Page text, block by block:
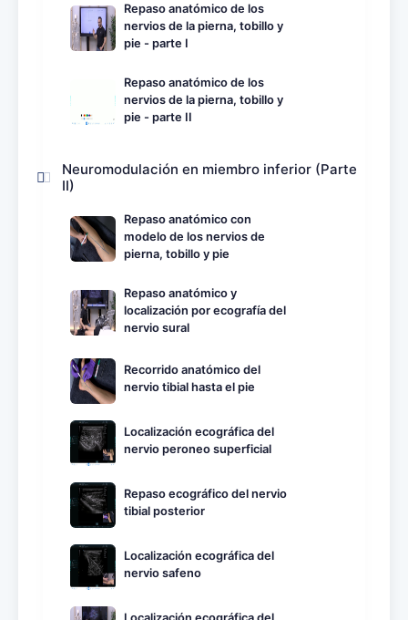
Repaso anatómico de los
nervios de la pierna, tobillo y
pie - parte I
Repaso anatómico de los
nervios de la pierna, tobillo y
pie - parte II
Neuromodulación en miembro inferior (Parte
II)
Repaso anatómico con
modelo de los nervios de
pierna, tobillo y pie
Repaso anatómico y
localización por ecografía del
nervio sural
Recorrido anatómico del
nervio tibial hasta el pie
Localización ecográfica del
nervio peroneo superficial
Repaso ecográfico del nervio
tibial posterior
Localización ecográfica del
nervio safeno